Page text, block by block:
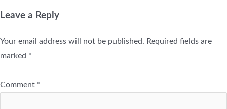
Leave a Reply
Your email address will not be published. Required fields are
marked *
Comment *